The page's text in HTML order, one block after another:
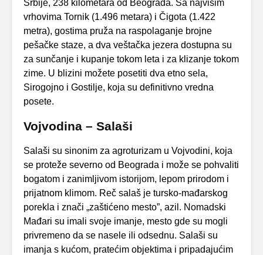
Srbije, 238 kilometara od Beograda. Sa najvišim
vrhovima Tornik (1.496 metara) i Čigota (1.422
metra), gostima pruža na raspolaganje brojne
pešačke staze, a dva veštačka jezera dostupna su
za sunčanje i kupanje tokom leta i za klizanje tokom
zime. U blizini možete posetiti dva etno sela,
Sirogojno i Gostilje, koja su definitivno vredna
posete.
Vojvodina – Salaši
Salaši su sinonim za agroturizam u Vojvodini, koja
se proteže severno od Beograda i može se pohvaliti
bogatom i zanimljivom istorijom, lepom prirodom i
prijatnom klimom. Reč salaš je tursko-mađarskog
porekla i znači „zaštićeno mesto”, azil. Nomadski
Mađari su imali svoje imanje, mesto gde su mogli
privremeno da se nasele ili odsednu. Salaši su
imanja s kućom, pratećim objektima i pripadajućim